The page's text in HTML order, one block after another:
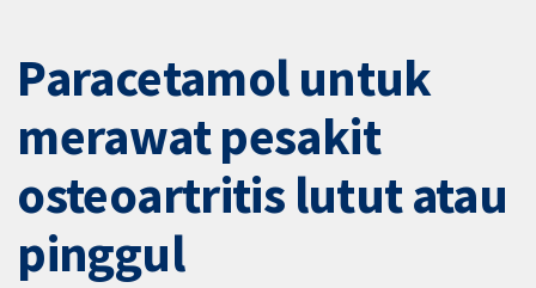
Paracetamol untuk
merawat pesakit
osteoartritis lutut atau
pinggul